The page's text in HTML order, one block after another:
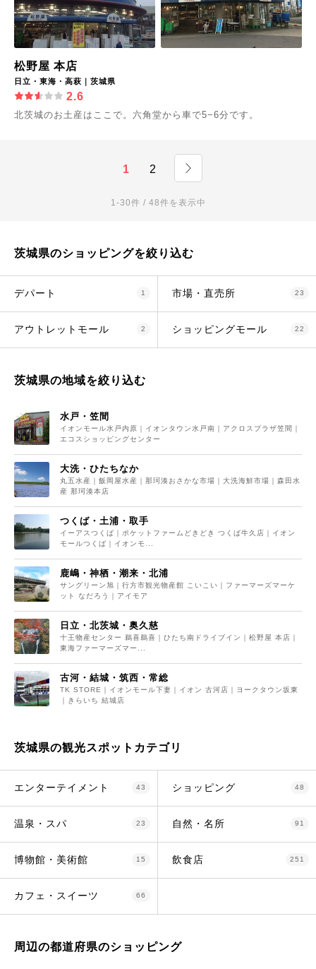
松野屋 本店
日立・東海・高萩｜茨城県
2.6
北茨城のお土産はここで。六角堂から車で5−6分です。
1 2
1-30件 / 48件を表示中
茨城県のショッピングを絞り込む
デパート 1 市場・直売所 23
アウトレットモール 2 ショッピングモール 22
茨城県の地域を絞り込む
水戸・笠間
イオンモール水戸内原｜イオンタウン水戸南｜アクロスプラザ笠間｜
エコスショッピングセンター
大洗・ひたちなか
丸五水産｜飯岡屋水産｜那珂湊おさかな市場｜大洗海鮮市場｜森田水
産 那珂湊本店
つくば・土浦・取手
イーアスつくば｜ポケットファームどきどき つくば牛久店｜イオン
モールつくば｜イオンモ...
鹿嶋・神栖・潮来・北浦
サングリーン旭｜行方市観光物産館 こいこい｜ファーマーズマーケ
ット なだろう｜アイモア
日立・北茨城・奥久慈
十王物産センター 鵜喜鵜喜｜ひたち南ドライブイン｜松野屋 本店｜
東海ファーマーズマー...
古河・結城・筑西・常総
TK STORE｜イオンモール下妻｜イオン 古河店｜ヨークタウン坂東
｜きらいち 結城店
茨城県の観光スポットカテゴリ
エンターテイメント 43 ショッピング 48
温泉・スパ 23 自然・名所 91
博物館・美術館 15 飲食店 251
カフェ・スイーツ 66
周辺の都道府県のショッピング